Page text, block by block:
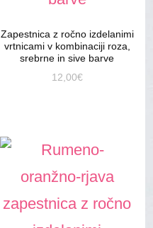
Zapestnica z ročno izdelanimi
vrtnicami v kombinaciji roza,
srebrne in sive barve
12,00€